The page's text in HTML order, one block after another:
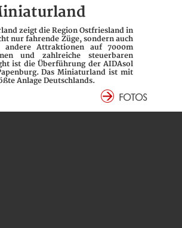
zeigt die Region Ostfriesland in
nur fahrende Züge, sondern auch
andere Attraktionen auf 7000m
und zahlreiche steuerbaren
ist die Überführung der AIDAsol
Das Miniaturland ist mit
Anlage Deutschlands.